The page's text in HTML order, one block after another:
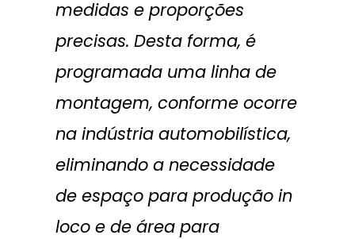
medidas e proporções
precisas. Desta forma, é
programada uma linha de
montagem, conforme ocorre
na indústria automobilística,
eliminando a necessidade
de espaço para produção in
loco e de área para